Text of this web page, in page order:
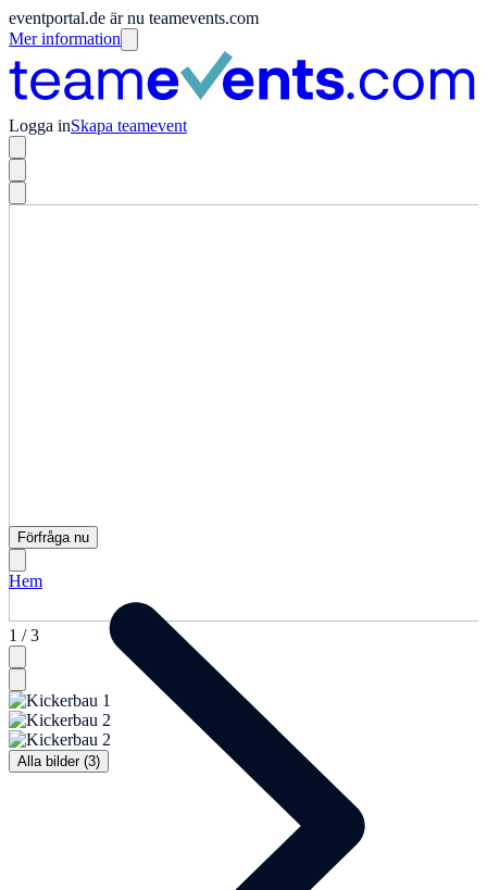
eventportal.de är nu teamevents.com
Mer information
Logga inSkapa teamevent
1 / 3
Alla bilder (3)
Förfråga nu
Hem